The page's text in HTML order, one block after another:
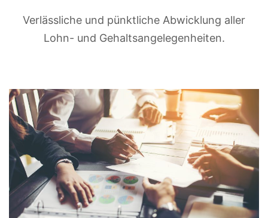
Verlässliche und pünktliche Abwicklung aller
Lohn- und Gehaltsangelegenheiten.